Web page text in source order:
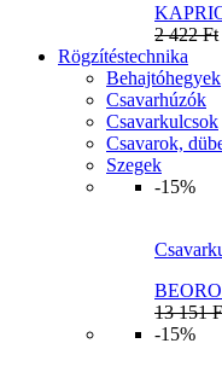
2 422Ft
Rögzítéstechnika
Behajtóhegyek
Csavarhúzók
Csavarkulcsok
Csavarok,
Szegek
-15%
13 151
-15%